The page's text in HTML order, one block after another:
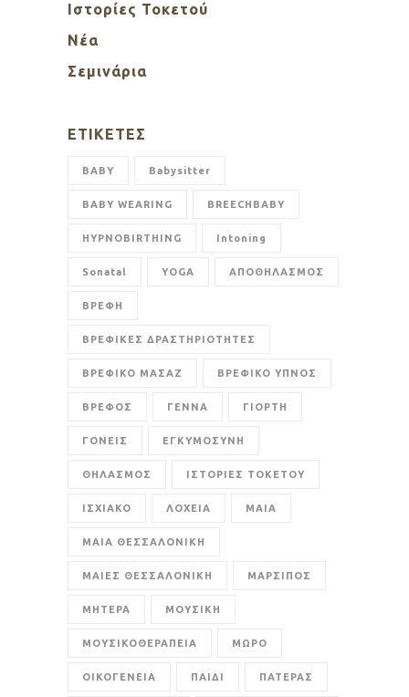
Ιστορίες Τοκετού
Νέα
Σεμινάρια
ΕΤΙΚΈΤΕΣ
BABY Babysitter
BABY WEARING BREECHBABY
HYPNOBIRTHING Intoning
Sonatal YOGA ΑΠΟΘΗΛΑΣΜΟΣ
ΒΡΕΦΗ
ΒΡΕΦΙΚΕΣ ΔΡΑΣΤΗΡΙΟΤΗΤΕΣ
ΒΡΕΦΙΚΟ ΜΑΣΑΖ ΒΡΕΦΙΚΟ ΥΠΝΟΣ
ΒΡΕΦΟΣ ΓΕΝΝΑ ΓΙΟΡΤΗ
ΓΟΝΕΙΣ ΕΓΚΥΜΟΣΥΝΗ
ΘΗΛΑΣΜΟΣ ΙΣΤΟΡΙΕΣ ΤΟΚΕΤΟΥ
ΙΣΧΙΑΚΟ ΛΟΧΕΙΑ ΜΑΙΑ
ΜΑΙΑ ΘΕΣΣΑΛΟΝΙΚΗ
ΜΑΙΕΣ ΘΕΣΣΑΛΟΝΙΚΗ ΜΑΡΣΙΠΟΣ
ΜΗΤΕΡΑ ΜΟΥΣΙΚΗ
ΜΟΥΣΙΚΟΘΕΡΑΠΕΙΑ ΜΩΡΟ
ΟΙΚΟΓΕΝΕΙΑ ΠΑΙΔΙ ΠΑΤΕΡΑΣ